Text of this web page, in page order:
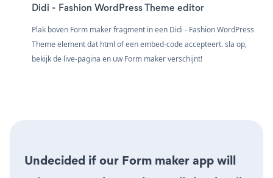
Didi - Fashion WordPress Theme editor
Plak boven Form maker fragment in een Didi - Fashion WordPress
Theme element dat html of een embed-code accepteert. sla op,
bekijk de live-pagina en uw Form maker verschijnt!
Undecided if our Form maker app will